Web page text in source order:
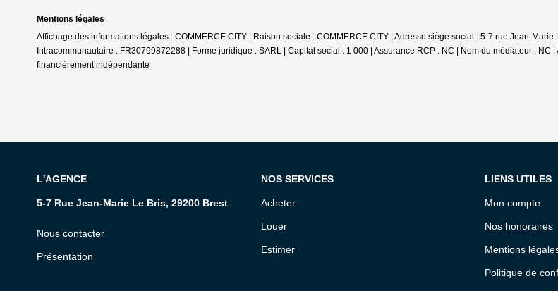
Mentions légales
Affichage des informations légales : COMMERCE CITY | Raison sociale : COMMERCE CITY | Adresse siège social : 5-7 rue Jean-
Intracommunautaire : FR30799872288 | Forme juridique : SARL | Capital social : 1 000 | Assurance RCP : NC | Nom du médiateur : NC
financièrement indépendante
L'AGENCE
5-7 Rue Jean-Marie Le Bris, 29200 Brest
Nous contacter
Présentation
NOS SERVICES
Acheter
Louer
Estimer
LIENS UTILES
Mon compte
Nos honoraires
Mentions
Politique de